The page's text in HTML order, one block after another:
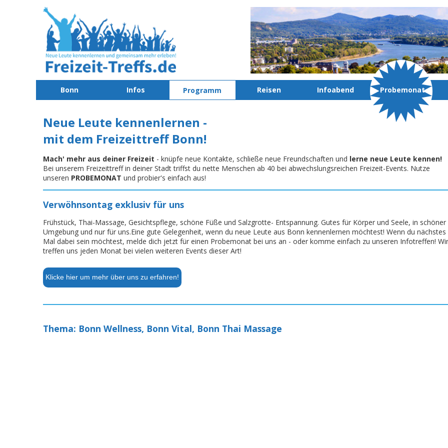
Bonn Infos Programm Reisen Infoabend Probemonat
Neue Leute kennenlernen -
mit dem Freizeittreff Bonn!
Mach' mehr aus deiner Freizeit - knüpfe neue Kontakte, schließe neue Freundschaften und lerne neue Leute kennen!
Bei unserem Freizeittreff in deiner Stadt triffst du nette Menschen ab 40 bei abwechslungsreichen Freizeit-Events. Nutze
unseren PROBEMONAT und probier's einfach aus!
Verwöhnsontag exklusiv für uns
Frühstück, Thai-Massage, Gesichtspflege, schöne Füße und Salzgrotte- Entspannung. Gutes für Körper und Seele, in schöner
Umgebung und nur für uns.Eine gute Gelegenheit, wenn du neue Leute aus Bonn kennenlernen möchtest! Wenn du nächstes
Mal dabei sein möchtest, melde dich jetzt für einen Probemonat bei uns an - oder komme einfach zu unseren Infotreffen! Wir
treffen uns jeden Monat bei vielen weiteren Events dieser Art!
Klicke hier um mehr über uns zu erfahren!
Thema: Bonn Wellness, Bonn Vital, Bonn Thai Massage